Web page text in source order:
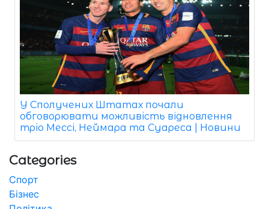
У Сполучених Штатах почали
обговорювати можливість відновлення
тріо Мессі, Неймара та Суареса | Новини
Categories
Спорт
Бізнес